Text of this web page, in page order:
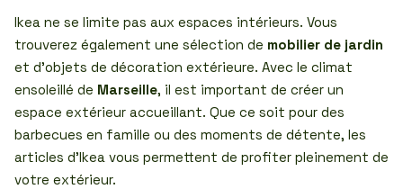
Ikea ne se limite pas aux espaces intérieurs. Vous
trouverez également une sélection de mobilier de jardin
et d’objets de décoration extérieure. Avec le climat
ensoleillé de Marseille, il est important de créer un
espace extérieur accueillant. Que ce soit pour des
barbecues en famille ou des moments de détente, les
articles d’Ikea vous permettent de profiter pleinement de
votre extérieur.